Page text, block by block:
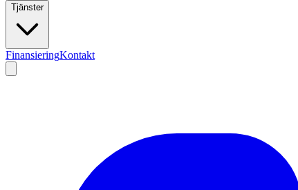
Tjänster
FinansieringKontakt